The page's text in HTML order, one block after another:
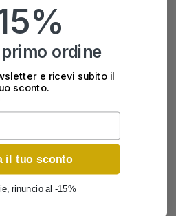
ordine
e ricevi subito il
sconto.
il tuo sconto
rinuncio al -15%